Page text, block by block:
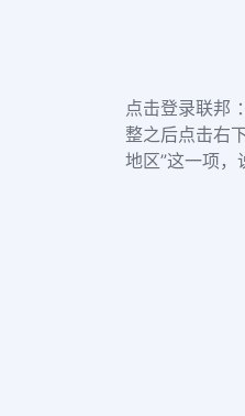
点击登录联邦 ：
整之后点击右
地区”这一项，